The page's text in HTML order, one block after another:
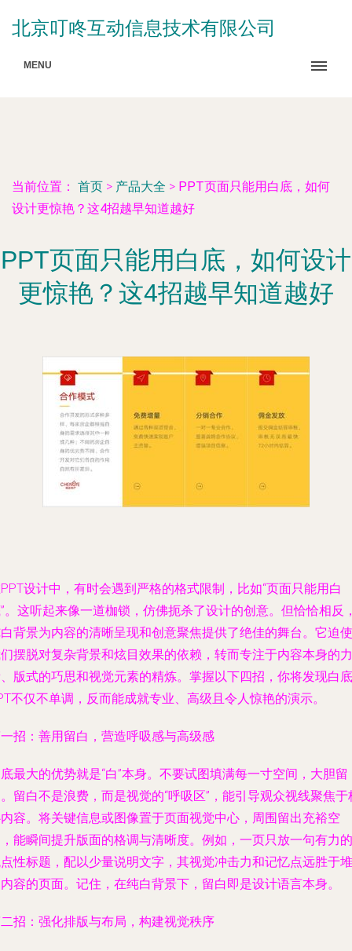
北京叮咚互动信息技术有限公司
MENU
当前位置： 首页 > 产品大全 > PPT页面只能用白底，如何
设计更惊艳？这4招越早知道越好
PPT页面只能用白底，如何设计
更惊艳？这4招越早知道越好
设计中，有时会遇到严格的格式限制，比如“页面只能用白
。这听起来像一道枷锁，仿佛扼杀了设计的创意。但恰恰相反
背景为内容的清晰呈现和创意聚焦提供了绝佳的舞台。它迫使
摆脱对复杂背景和炫目效果的依赖，转而专注于内容本身的力
版式的巧思和视觉元素的精炼。掌握以下四招，你将发现白底
不仅不单调，反而能成就专业、高级且令人惊艳的演示。
招：善用留白，营造呼吸感与高级感
最大的优势就是“白”本身。不要试图填满每一寸空间，大胆留
留白不是浪费，而是视觉的“呼吸区”，能引导观众视线聚焦于
容。将关键信息或图像置于页面视觉中心，周围留出充裕空
能瞬间提升版面的格调与清晰度。例如，一页只放一句有力的
性标题，配以少量说明文字，其视觉冲击力和记忆点远胜于堆
容的页面。记住，在纯白背景下，留白即是设计语言本身。
招：强化排版与布局，构建视觉秩序